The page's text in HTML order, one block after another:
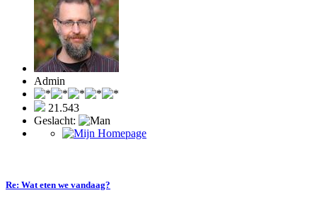
Admin
21.543
Geslacht:
Re: Wat eten we vandaag?